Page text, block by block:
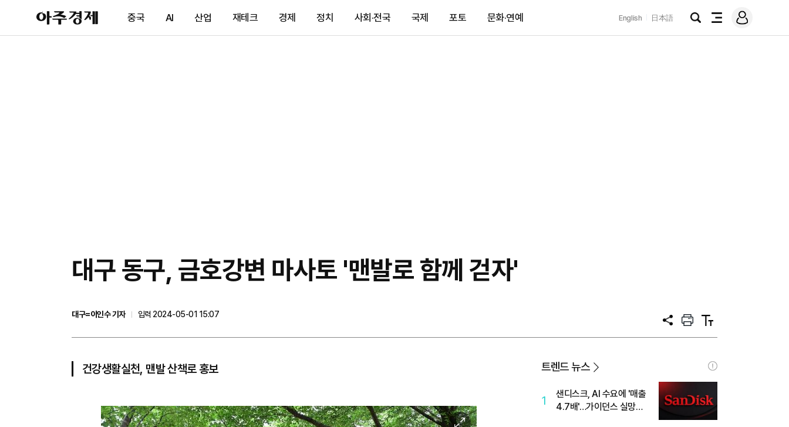
아
주
제
중국 AI 산업 재테크 경제 정치 사회·전국 국제 포토 문화·연예 English 日本語
검
전
메
그
대구 동구, 금호강변 마사토 '맨발로 함께 걷자'
대구=이인수 기자
입력 2024-05-01 15:07
공
프
트
텍
트
건강생활실천, 맨발 산책로 홍보
이
트렌드 뉴스
1
샌디스크, AI 수요에 '매출
4.7배'…가이던스 실망에